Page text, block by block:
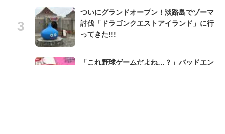
ついにグランドオープン！淡路島でゾーマ
討伐「ドラゴンクエストアイランド」に行
ってきた!!!
「これ野球ゲームだよね…？」バッドエン